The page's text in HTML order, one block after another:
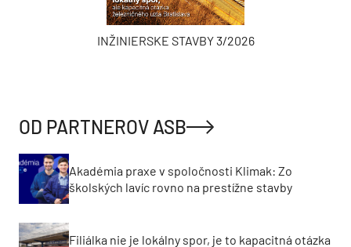
INŽINIERSKE STAVBY 3/2026
OD PARTNEROV ASB
Akadémia praxe v spoločnosti Klimak: Zo
školských lavíc rovno na prestížne stavby
Filiálka nie je lokálny spor, je to kapacitná otázka